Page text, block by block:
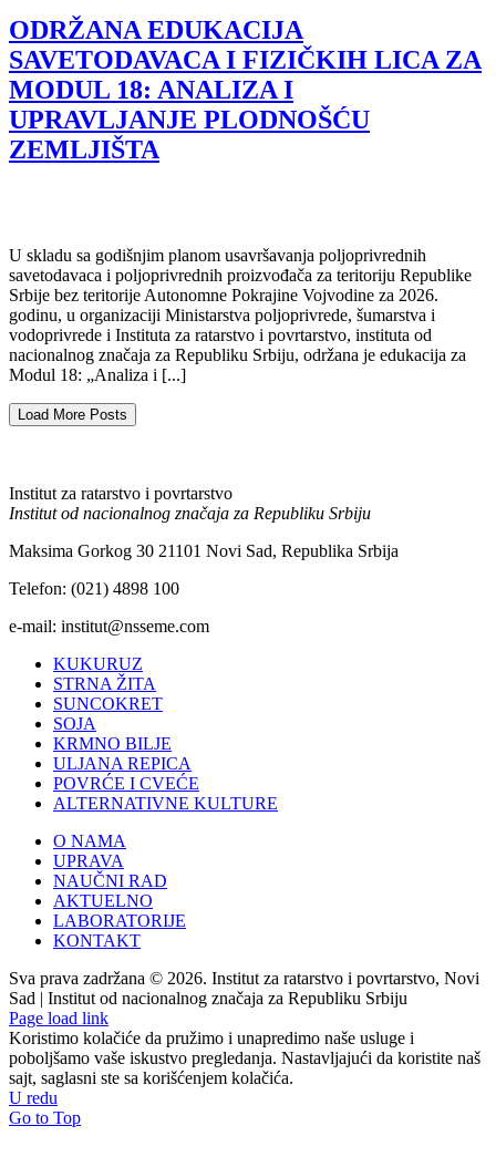
ODRŽANA EDUKACIJA
SAVETODAVACA I FIZIČKIH LICA ZA
MODUL 18: ANALIZA I
UPRAVLЈANJE PLODNOŠĆU
ZEMLЈIŠTA
U skladu sa godišnjim planom usavršavanja polјoprivrednih
savetodavaca i polјoprivrednih proizvođača za teritoriju Republike
Srbije bez teritorije Autonomne Pokrajine Vojvodine za 2026.
godinu, u organizaciji Ministarstva polјoprivrede, šumarstva i
vodoprivrede i Instituta za ratarstvo i povrtarstvo, instituta od
nacionalnog značaja za Republiku Srbiju, održana je edukacija za
Modul 18: „Analiza i [...]
Load More Posts
Institut za ratarstvo i povrtarstvo
Institut od nacionalnog značaja za Republiku Srbiju
Maksima Gorkog 30 21101 Novi Sad, Republika Srbija
Telefon: (021) 4898 100
e-mail: institut@nsseme.com
KUKURUZ
STRNA ŽITA
SUNCOKRET
SOJA
KRMNO BILJE
ULJANA REPICA
POVRĆE I CVEĆE
ALTERNATIVNE KULTURE
O NAMA
UPRAVA
NAUČNI RAD
AKTUELNO
LABORATORIJE
KONTAKT
Sva prava zadržana © 2026. Institut za ratarstvo i povrtarstvo, Novi
Sad | Institut od nacionalnog značaja za Republiku Srbiju
Page load link
Koristimo kolačiće da pružimo i unapredimo naše usluge i
poboljšamo vaše iskustvo pregledanja. Nastavljajući da koristite naš
sajt, saglasni ste sa korišćenjem kolačića.
U redu
Go to Top